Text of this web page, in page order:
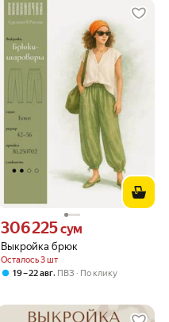
Выкройка брюк
Осталось 3 шт
Цена 306225 сум вместо
306 225сум
19 – 22 авг, ПВЗ По клику